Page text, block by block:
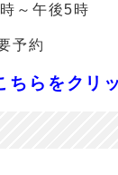
時～午後5時
予約
ちらをクリ